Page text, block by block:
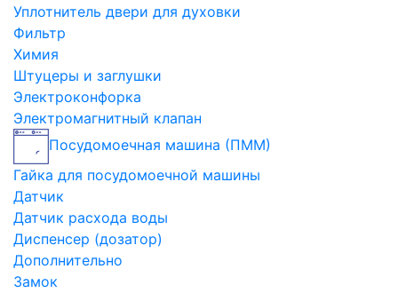
Уплотнитель двери для духовки
Фильтр
Химия
Штуцеры и заглушки
Электроконфорка
Электромагнитный клапан
Посудомоечная машина (ПММ)
Гайка для посудомоечной машины
Датчик
Датчик расхода воды
Диспенсер (дозатор)
Дополнительно
Замок